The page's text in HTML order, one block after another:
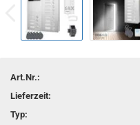
Art.Nr.:
Lieferzeit:
Typ: